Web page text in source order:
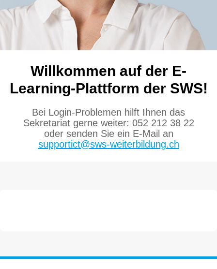
Willkommen auf der E-
Learning-Plattform der SWS!
Bei Login-Problemen hilft Ihnen das
Sekretariat gerne weiter: 052 212 38 22
oder senden Sie ein E-Mail an
supportict@sws-weiterbildung.ch